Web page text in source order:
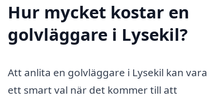
Hur mycket kostar en
golvläggare i Lysekil?
Att anlita en golvläggare i Lysekil kan vara
ett smart val när det kommer till att